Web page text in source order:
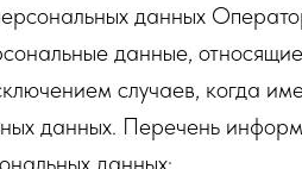
данных
данные,
случаев, когда
данных. Перечень
данных;